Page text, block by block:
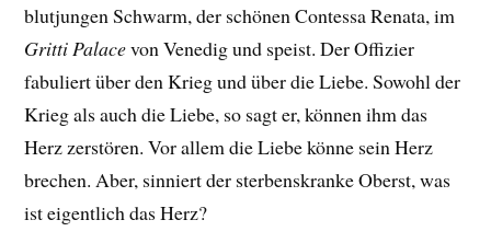
blutjungen Schwarm, der schönen Contessa Renata, im
Gritti Palacevon Venedig und speist. Der Offizier
fabuliert über den Krieg und über die Liebe. Sowohl der
Krieg als auch die Liebe, so sagt er, können ihm das
Herz zerstören. Vor allem die Liebe könne sein Herz
brechen. Aber, sinniert der sterbenskranke Oberst, was
ist eigentlich das Herz?